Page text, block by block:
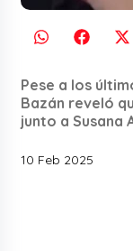
Pese a los
Bazán reveló
junto a Susana
10 Feb 2025